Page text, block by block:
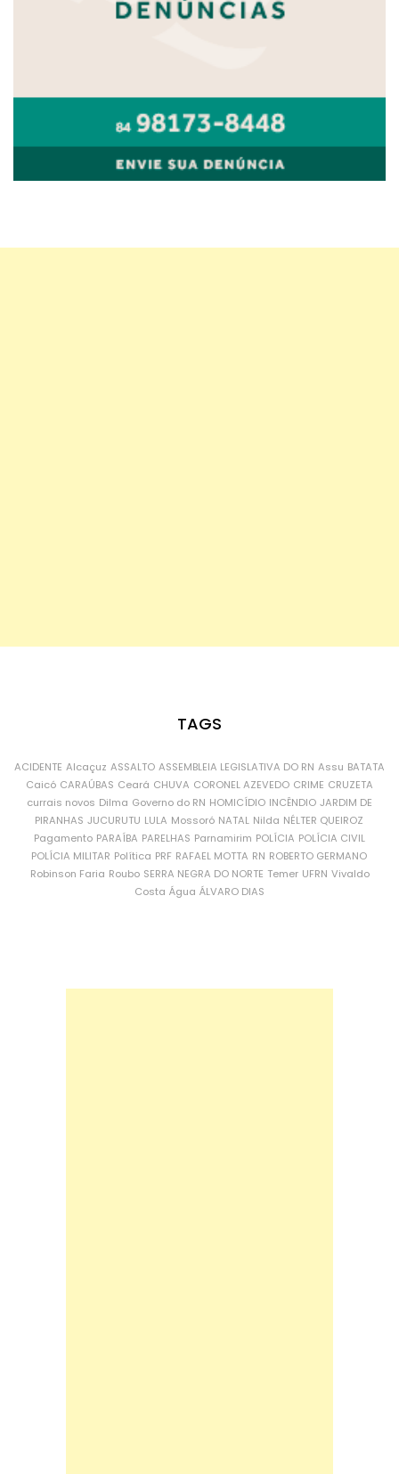
TAGS
ACIDENTE Alcaçuz ASSALTO ASSEMBLEIA LEGISLATIVA DO RN Assu BATATA
Caicó CARAÚBAS Ceará CHUVA CORONEL AZEVEDO CRIME CRUZETA
currais novos Dilma Governo do RN HOMICÍDIO INCÊNDIO JARDIM DE
PIRANHAS JUCURUTU LULA Mossoró NATAL Nilda NÉLTER QUEIROZ
Pagamento PARAÍBA PARELHAS Parnamirim POLÍCIA POLÍCIA CIVIL
POLÍCIA MILITAR Política PRF RAFAEL MOTTA RN ROBERTO GERMANO
Robinson Faria Roubo SERRA NEGRA DO NORTE Temer UFRN Vivaldo
Costa Água ÁLVARO DIAS